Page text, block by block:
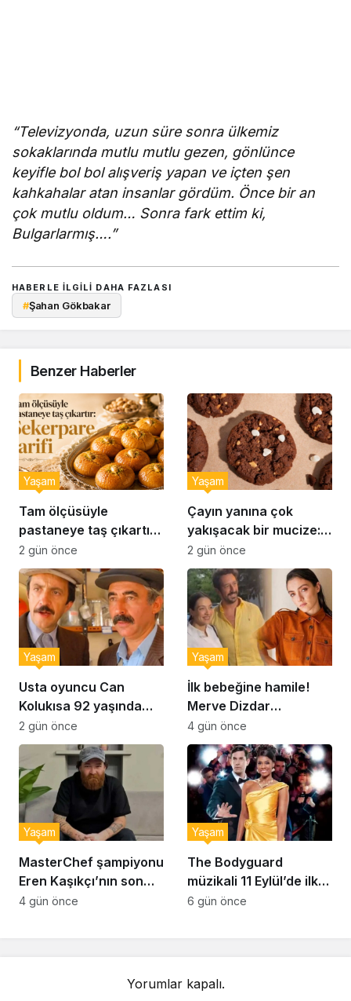
“Televizyonda, uzun süre sonra ülkemiz
sokaklarında mutlu mutlu gezen, gönlünce
keyifle bol bol alışveriş yapan ve içten şen
kahkahalar atan insanlar gördüm. Önce bir an
çok mutlu oldum… Sonra fark ettim ki,
Bulgarlarmış….”
HABERLE ILGILI DAHA FAZLASI
#Şahan Gökbakar
Benzer Haberler
Tam ölçüsüyle
pastaneye taş çıkartır:
Şekerpare tarifi
Yaşam
2 gün önce
Çayın yanına çok
yakışacak bir mucize:
Brownie tadında ıslak
kurabiye tarifi…
Yaşam
2 gün önce
Usta oyuncu Can
Kolukısa 92 yaşında
hayatını kaybetti
Yaşam
2 gün önce
İlk bebeğine hamile!
Merve Dizdar
sessizliğini bozdu: ‘İsim
bulmak çok zor’
Yaşam
4 gün önce
MasterChef şampiyonu
Eren Kaşıkçı’nın son
anlarındaki kahreden
Yaşam
4 gün önce
The Bodyguard
müzikali 11 Eylül’de ilk
kez Türkiye’de
Yaşam
6 gün önce
Yorumlar kapalı.